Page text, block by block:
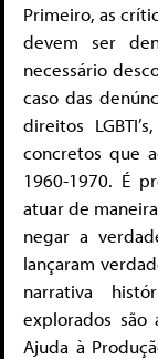
Primeiro, as
devem ser
necessário
caso das
direitos
concretos que
1960-1970. É
atuar de
negar a
lançaram
narrativa
explorados são
Ajuda à